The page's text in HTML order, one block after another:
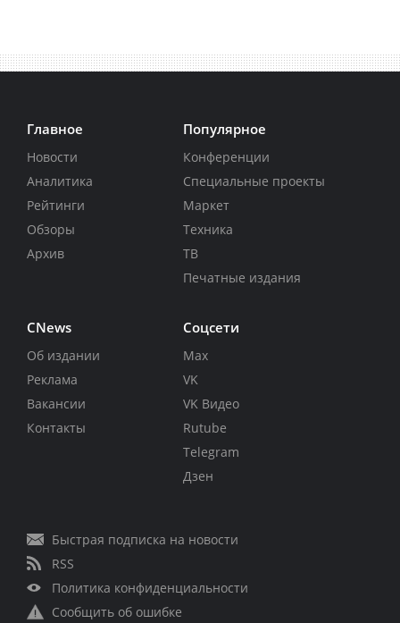
Главное
Новости
Аналитика
Рейтинги
Обзоры
Архив
Популярное
Конференции
Специальные проекты
Маркет
Техника
ТВ
Печатные издания
CNews
Об издании
Реклама
Вакансии
Контакты
Соцсети
Max
VK
VK Видео
Rutube
Telegram
Дзен
Быстрая подписка на новости
RSS
Политика конфиденциальности
Сообщить об ошибке